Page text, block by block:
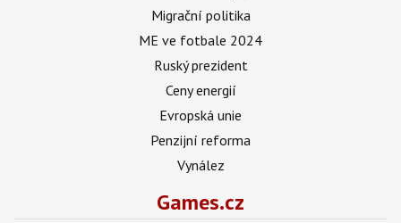
Migrační politika
ME ve fotbale 2024
Ruský prezident
Ceny energií
Evropská unie
Penzijní reforma
Vynález
Games.cz